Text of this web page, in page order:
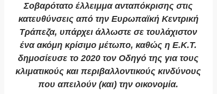
Σοβαρότατο έλλειμμα ανταπόκρισης στις
κατευθύνσεις από την Ευρωπαϊκή Κεντρική
Τράπεζα, υπάρχει άλλωστε σε τουλάχιστον
ένα ακόμη κρίσιμο μέτωπο, καθώς η Ε.Κ.Τ.
δημοσίευσε το 2020 τον Οδηγό της για τους
κλιματικούς και περιβαλλοντικούς κινδύνους
που απειλούν (και) την οικονομία.